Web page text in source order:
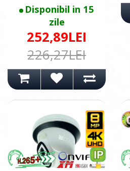
Disponibil in 15
zile
252,89LEI
226,27LEI